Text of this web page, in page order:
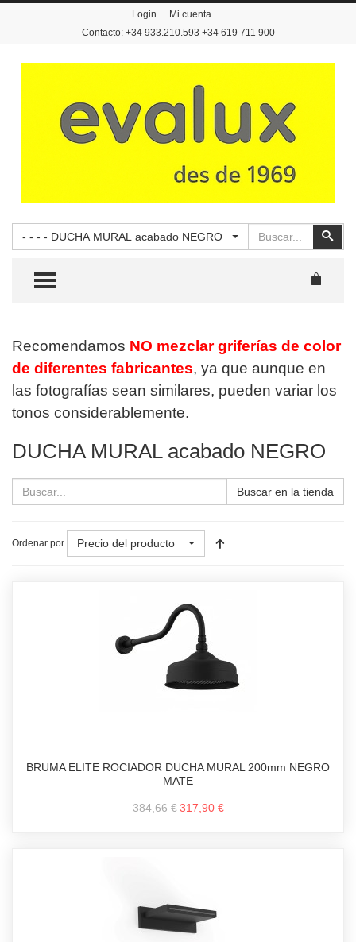
Login
Mi cuenta
Contacto: +34 933.210.593 +34 619 711 900
- - - - DUCHA MURAL acabado NEGRO
TOGGLE MENU
Recomendamos NO mezclar griferías de color
de diferentes fabricantes, ya que aunque en
las fotografías sean similares, pueden variar los
tonos considerablemente.
DUCHA MURAL acabado NEGRO
Buscar en la tienda
Ordenar por Precio del producto
BRUMA ELITE ROCIADOR DUCHA MURAL 200mm NEGRO
MATE
384,66 € 317,90 €